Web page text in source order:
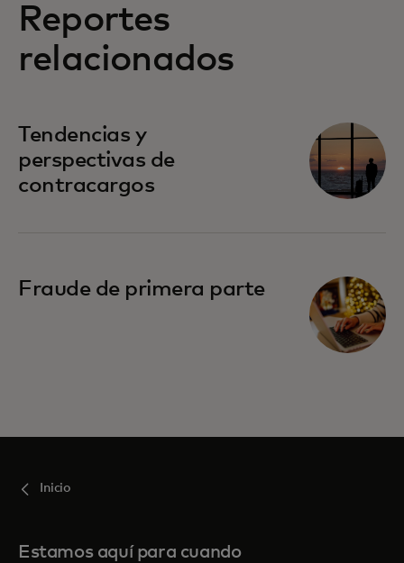
Reportes
relacionados
Tendencias y
perspectivas de
contracargos
Fraude de primera parte
Inicio
Estamos aquí para cuando